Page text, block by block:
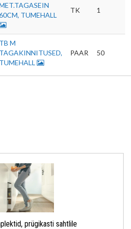
TUMEHALL
TK 1
TB M
TAGAKINNITUSED,
TUMEHALL
PAAR 50
prügikasti sahtlile